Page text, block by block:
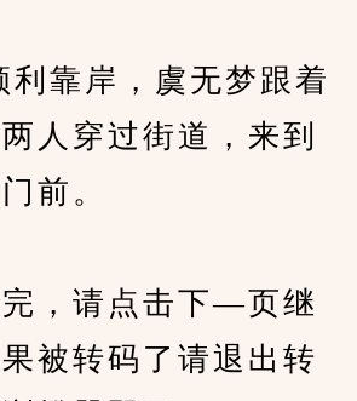
岸，虞无梦跟着
人穿过街道，来到
前。
请点击下—页继
被转码了请退出转